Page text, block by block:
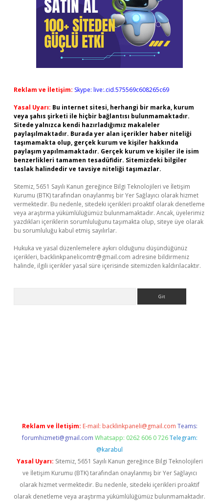
Reklam ve İletişim: Skype: live:.cid.575569c608265c69
Yasal Uyarı: Bu internet sitesi, herhangi bir marka, kurum
veya şahıs şirketi ile hiçbir bağlantısı bulunmamaktadır.
Sitede yalnızca kendi hazırladığımız makaleler
paylaşılmaktadır. Burada yer alan içerikler haber niteliği
taşımamakta olup, gerçek kurum ve kişiler hakkında
paylaşım yapılmamaktadır. Gerçek kurum ve kişiler ile isim
benzerlikleri tamamen tesadüfidir. Sitemizdeki bilgiler
taslak halindedir ve tavsiye niteliği taşımazlar.
Sitemiz, 5651 Sayılı Kanun gereğince Bilgi Teknolojileri ve İletişim
Kurumu (BTK) tarafından onaylanmış bir Yer Sağlayıcı olarak hizmet
vermektedir. Bu nedenle, sitedeki içerikleri proaktif olarak denetleme
veya araştırma yükümlülüğümüz bulunmamaktadır. Ancak, üyelerimiz
yazdıkları içeriklerin sorumluluğunu taşımakta olup, siteye üye olarak
bu sorumluluğu kabul etmiş sayılırlar.
Hukuka ve yasal düzenlemelere aykırı olduğunu düşündüğünüz
içerikleri, backlinkpanelicomtr@gmail.com adresine bildirmeniz
halinde, ilgili içerikler yasal süre içerisinde sitemizden kaldırılacaktır.
Reklam ve İletişim: E-mail: backlinkpaneli@gmail.com Teams:
forumhizmeti@gmail.com Whatsapp: 0262 606 0 726 Telegram:
@karabul
Yasal Uyarı: Sitemiz, 5651 Sayılı Kanun gereğince Bilgi Teknolojileri
ve İletişim Kurumu (BTK) tarafından onaylanmış bir Yer Sağlayıcı
olarak hizmet vermektedir. Bu nedenle, sitedeki içerikleri proaktif
olarak denetleme veya araştırma yükümlülüğümüz bulunmamaktadır.